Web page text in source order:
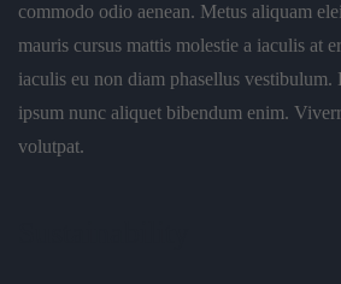
commodo odio aenean. Metus aliquam
mauris cursus mattis molestie a iaculis at
iaculis eu non diam phasellus
ipsum nunc aliquet bibendum enim.
volutpat.